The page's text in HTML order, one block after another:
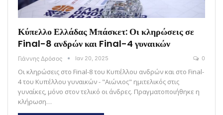
Κύπελλο Ελλάδας Μπάσκετ: Οι κληρώσεις σε
Final-8 ανδρών και Final-4 γυναικών
Γιάννης Δρόσος Ιαν 20, 2025 0
Οι κληρώσεις στο Final-8 του Κυπέλλου ανδρών και στο Final-
4 του Κυπέλλου γυναικών - "Αιώνιος" ημιτελικός στις
γυναίκες, μόνο στον τελικό οι άνδρες. Πραγματοποιήθηκε η
κλήρωση…